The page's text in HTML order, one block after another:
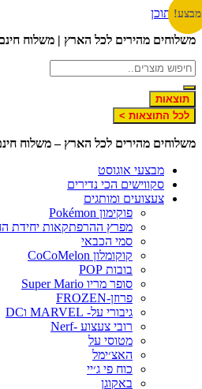
דלג לתוכן
משלוחים מהירים לכל הארץ | משלוח חינם
תוצאות
לכל התוצאות >
משלוחים מהירים לכל הארץ – משלוח חינם
מבצעי אוגוסט
סקווישים הכי נדירים
צעצועים ומותגים
פוקימון Pokémon
מפרץ ההרפתקאות יחידת
סמי הכבאי
קוקומלון CoCoMelon
בובות POP
סופר מריו Super Mario
פרוזן-FROZEN
גיבורי על- MARVEL וDC
רובי צעצוע -Nerf
מטוסי על
האצ׳ימל
כוח פי ג׳יי
באקוגן
מבצע!
מבצע!